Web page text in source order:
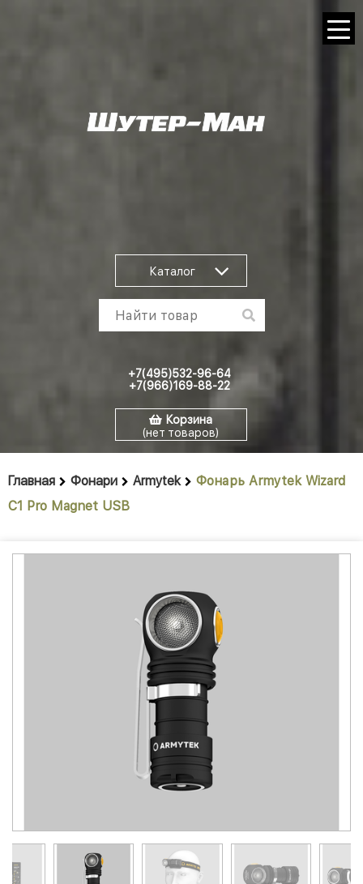
Каталог
+7(495)532-96-64
+7(966)169-88-22
Корзина
(нет товаров)
Главная Фонари Armytek
Фонарь Armytek Wizard
C1 Pro Magnet USB